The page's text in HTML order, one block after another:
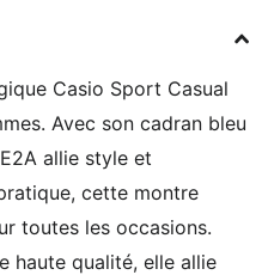
Casio Sport Casual
Avec son cadran bleu
allie style et
cette montre
toutes les occasions.
haute qualité, elle allie